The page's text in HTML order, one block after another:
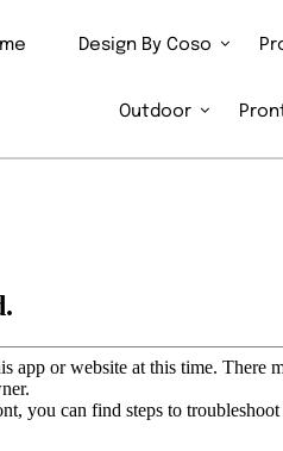
Design By Coso
Outdoor